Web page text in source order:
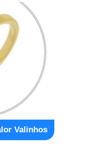
Valinhos